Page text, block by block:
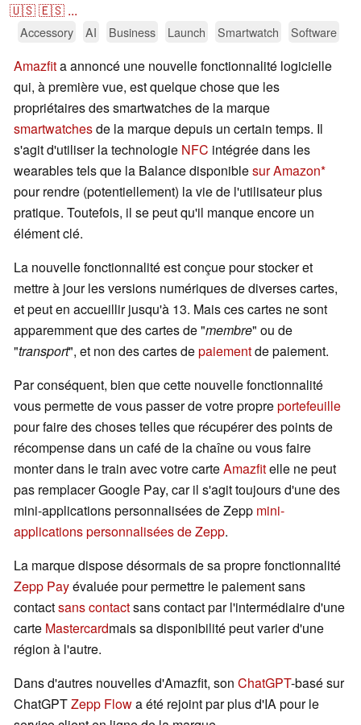
🇺🇸🇪🇸 ...
Accessory AI Business Launch Smartwatch Software
Amazfita annoncé une nouvelle fonctionnalité logicielle
qui, à première vue, est quelque chose que les
propriétaires des smartwatches de la marque
smartwatchesde la marque depuis un certain temps. Il
s'agit d'utiliser la technologie NFC intégrée dans les
wearables tels que la Balance disponiblesur Amazon
pour rendre (potentiellement) la vie de l'utilisateur plus
pratique. Toutefois, il se peut qu'il manque encore un
élément clé.
La nouvelle fonctionnalité est conçue pour stocker et
mettre à jour les versions numériques de diverses cartes,
et peut en accueillir jusqu'à 13. Mais ces cartes ne sont
apparemment que des cartes de "membre" ou de
"transport", et non des cartes depaiementde paiement.
Par conséquent, bien que cette nouvelle fonctionnalité
vous permette de vous passer de votre propreportefeuille
pour faire des choses telles que récupérer des points de
récompense dans un café de la chaîne ou vous faire
monter dans le train avec votre carteAmazfitelle ne peut
pas remplacer Google Pay, car il s'agit toujours d'une des
mini-applications personnalisées de Zepp mini-
applications personnalisées de Zepp.
La marque dispose désormais de sa propre fonctionnalité
Zepp Payévaluée pour permettre le paiement sans
contactsans contactsans contact par l'intermédiaire d'une
carte Mastercardmais sa disponibilité peut varier d'une
région à l'autre.
Dans d'autres nouvelles d'Amazfit, son ChatGPT-basé sur
ChatGPTZepp Flowa été rejoint par plus d'IA pour le